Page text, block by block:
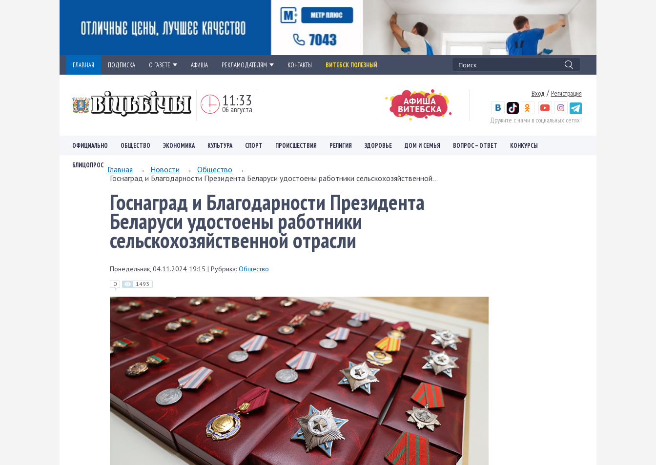
ГЛАВНАЯ ПОДПИСКА О ГАЗЕТЕ АФИША РЕКЛАМОДАТЕЛЯМ КОНТАКТЫ ВИТЕБСК ПОЛЕЗНЫЙ
11:33
06 августа
Вход / Регистрация
Дружите с нами в социальных сетях!
ОФИЦИАЛЬНО ОБЩЕСТВО ЭКОНОМИКА КУЛЬТУРА СПОРТ ПРОИСШЕСТВИЯ РЕЛИГИЯ ЗДОРОВЬЕ ДОМ И СЕМЬЯ ВОПРОС – ОТВЕТ КОНКУРСЫ
БЛИЦОПРОС Главная → Новости → Общество
→
Госнаград и Благодарности Президента Беларуси удостоены работники сельскохозяйственной...
Госнаград и Благодарности Президента
Беларуси удостоены работники
сельскохозяйственной отрасли
Понедельник, 04.11.2024 19:15 | Рубрика: Общество
0 1493